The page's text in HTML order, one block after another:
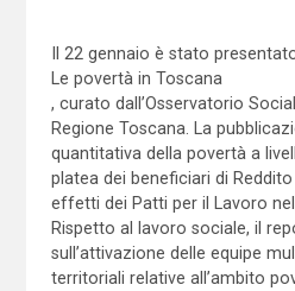
Il 22 gennaio è stato
Le povertà in Toscana
, curato dall’Osservatorio
Regione Toscana. La
quantitativa della povertà a
platea dei beneficiari di
effetti dei Patti per il Lavoro
Rispetto al lavoro sociale, il
sull’attivazione delle equipe
territoriali relative all’ambito